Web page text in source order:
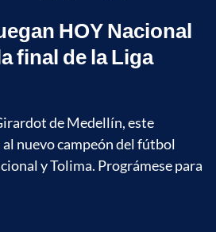
HOY Nacional
final de la Liga
de Medellín, este
nuevo campeón del fútbol
y Tolima. Prográmese para